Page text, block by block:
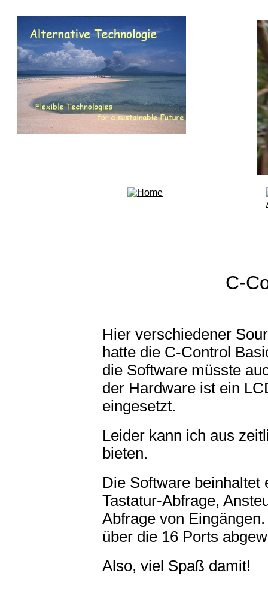
C-
Hier verschiedener
hatte die C-Control
die Software müsste
der Hardware ist ein
eingesetzt.
Leider kann ich aus
bieten.
Die Software beinhaltet
Tastatur-Abfrage,
Abfrage von
über die 16 Ports
Also, viel Spaß damit!